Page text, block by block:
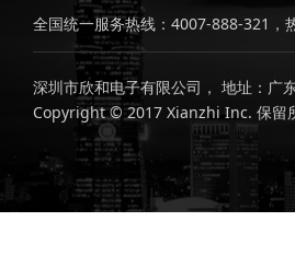
全国统一服务热线：4007-888-321，
深圳市欣和电子有限公司， 地址：广
Copyright © 2017 Xianzhi Inc. 保留